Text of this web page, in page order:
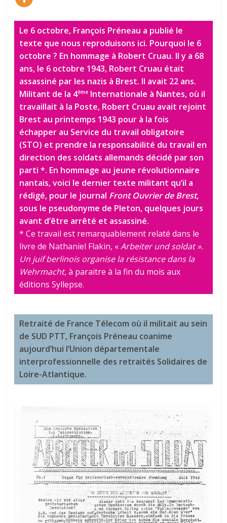
Le 6 octobre, François Préneau a publié le
texte que nous reproduisons ici. Pourquoi le 6
octobre ? En hommage à Robert Cruau. Il y a 68
ans, le 6 octobre 1943, Robert Cruau était
assassiné par les nazis à Brest. Il avait 22 ans.
Militant de la 4ème Internationale à Nantes, où il
travaillait à la Poste, Robert Cruau avait rejoint
Brest au printemps 1943 pour à la fois
échapper au Service du travail obligatoire
(STO) et prendre la responsabilité du travail en
direction des soldats allemands décidé par son
parti *. En hommage au jeune révolutionnaire
nantais, voici le dernier texte militant qu’il a
rédigé, pour le journal Front Ouvrier de Brest,
sous le pseudonyme de Pleton, quelques jours
avant d’être arrêté et assassiné.
* Ce travail est remarquablement relaté dans le
livre de Nathaniel Flakin, «Arbeiter und soldat ».
Un juif berlinois organise la résistance dans la
Wehrmacht, à paraitre à la fin du mois aux
éditions Syllepse.
Retraité de France Télecom où il militait au sein
de SUD PTT, François Préneau coanime
aujourd’hui l’Union départementale
interprofessionnelle des retraités Solidaires de
Loire-Atlantique.